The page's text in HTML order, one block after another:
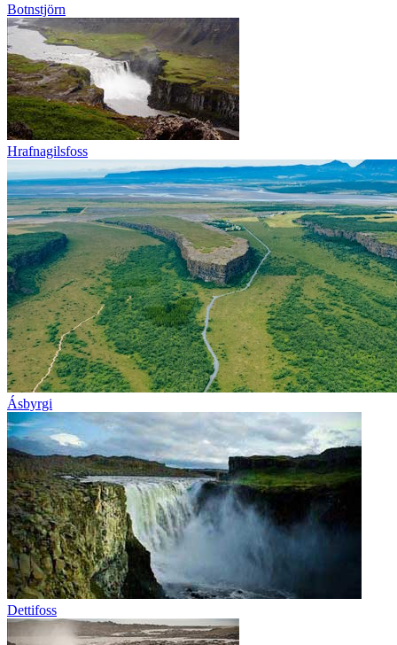
Botnstjörn
Hrafnagilsfoss
Ásbyrgi
Dettifoss